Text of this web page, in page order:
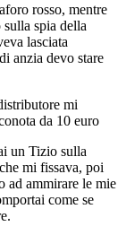
rosso, mentre
sulla spia della
lasciata
anzia devo stare
mi
da 10 euro
un Tizio sulla
mi fissava, poi
ad ammirare le mie
come se